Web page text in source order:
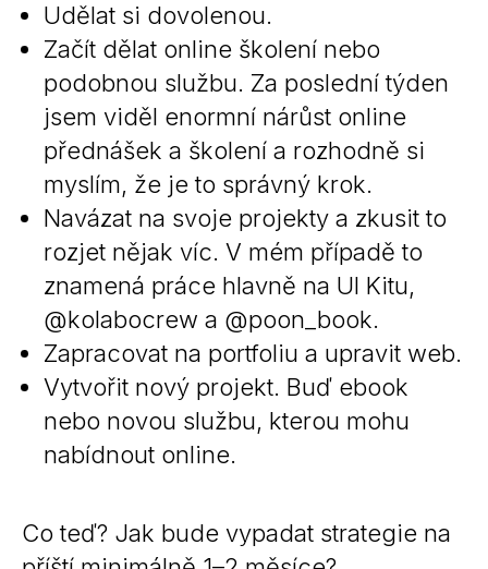
Udělat si dovolenou.
Začít dělat online školení nebo
podobnou službu. Za poslední týden
jsem viděl enormní nárůst online
přednášek a školení a rozhodně si
myslím, že je to správný krok.
Navázat na svoje projekty a zkusit to
rozjet nějak víc. V mém případě to
znamená práce hlavně na UI Kitu,
@kolabocrew a @poon_book.
Zapracovat na portfoliu a upravit web.
Vytvořit nový projekt. Buď ebook
nebo novou službu, kterou mohu
nabídnout online.
Co teď? Jak bude vypadat strategie na